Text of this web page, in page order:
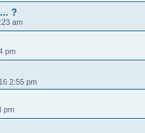
?
am
pm
2:55 pm
pm